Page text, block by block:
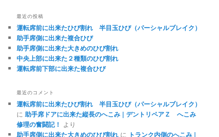
最近の投稿
運転席前に出来たひび割れ 半目玉ひび（パーシャルブレイク）
助手席側に出来た複合ひび
助手席側に出来た大きめのひび割れ
中央上部に出来た２種類のひび割れ
運転席前下部に出来た複合ひび
最近のコメント
運転席前に出来たひび割れ 半目玉ひび（パーシャルブレイク）
に助手席ドアに出来た縦長のへこみ | デントリペアＺ へこみ
修理の奮闘記！ より
助手席側に出来た大きめのひび割れ に トランク内側のへこみ |